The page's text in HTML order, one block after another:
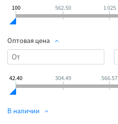
100 562.50 1 025
Оптовая цена
42.40 304.49 566.57
В наличии